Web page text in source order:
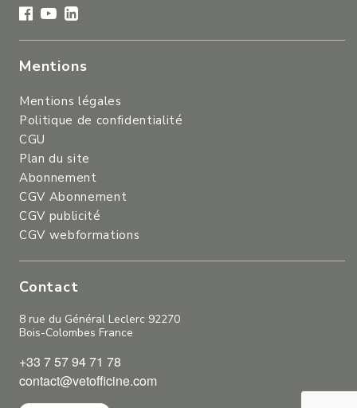
Mentions
Mentions légales
Politique de confidentialité
CGU
Plan du site
Abonnement
CGV Abonnement
CGV publicité
CGV webformations
Contact
8 rue du Général Leclerc 92270
Bois-Colombes France
+33 7 57 94 71 78
contact@vetofficine.com